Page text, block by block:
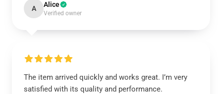
A Alice
Verified owner
The item arrived quickly and works great. I’m very
satisfied with its quality and performance.